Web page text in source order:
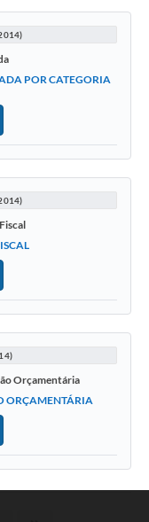
POR CATEGORIA
Orçamentária
ORÇAMENTÁRIA